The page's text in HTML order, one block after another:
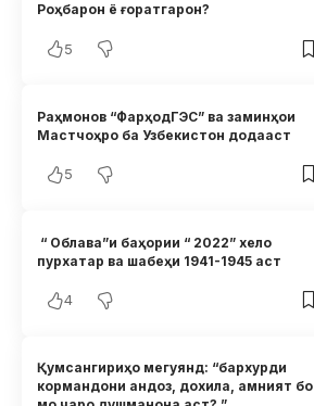
Роҳбарон ё ғоратгарон?
5
Раҳмонов “ФарҳодГЭС” ва заминҳои
Мастчоҳро ба Узбекистон додааст
5
“ Облава”и баҳории “ 2022” хело
пурхатар ва шабеҳи 1941-1945 аст
4
Қумсангириҳо мегуянд: “бархурди
кормандони андоз, дохила, амният бо